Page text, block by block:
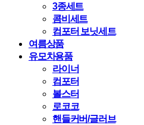
3종세트
콤비세트
컴포터 보닛세트
여름상품
유모차용품
라이너
컴포터
볼스터
로코코
핸들커버/글러브